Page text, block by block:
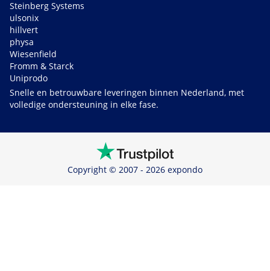
Steinberg Systems
ulsonix
hillvert
physa
Wiesenfield
Fromm & Starck
Uniprodo
Snelle en betrouwbare leveringen binnen Nederland, met
volledige ondersteuning in elke fase.
Copyright © 2007 - 2026 expondo